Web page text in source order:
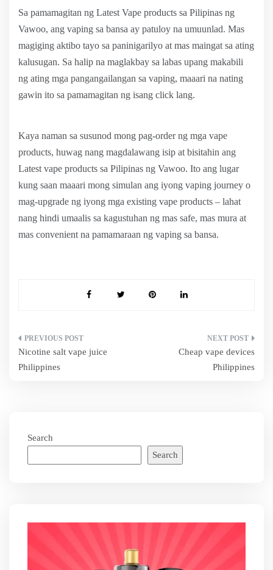
Sa pamamagitan ng Latest Vape products sa Pilipinas ng
Vawoo, ang vaping sa bansa ay patuloy na umuunlad. Mas
magiging aktibo tayo sa paninigarilyo at mas maingat sa ating
kalusugan. Sa halip na maglakbay sa labas upang makabili
ng ating mga pangangailangan sa vaping, maaari na nating
gawin ito sa pamamagitan ng isang click lang.
Kaya naman sa susunod mong pag-order ng mga vape
products, huwag nang magdalawang isip at bisitahin ang
Latest vape products sa Pilipinas ng Vawoo. Ito ang lugar
kung saan maaari mong simulan ang iyong vaping journey o
mag-upgrade ng iyong mga existing vape products – lahat
nang hindi umaalis sa kagustuhan ng mas safe, mas mura at
mas convenient na pamamaraan ng vaping sa bansa.
Post
navigation
Nicotine salt vape juice
Philippines
Cheap vape devices
Philippines
Search
Search